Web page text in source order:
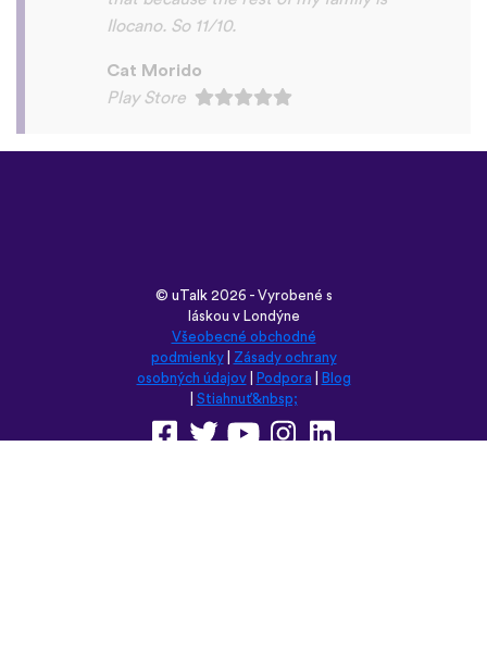
speaking practice - this is one of the only
memory and has actually helped me
remember some pretty random
one go. Overall I love this app, and I’m
grateful that you don’t have to pay to
access all the courses like some apps.
However, I love this app so much that I
think I will be doing that just for the extra
features! Thanks